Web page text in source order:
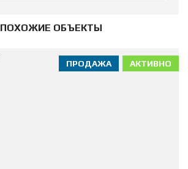
ПОХОЖИЕ ОБЪЕКТЫ
АКТИВНО
ПРОДАЖА